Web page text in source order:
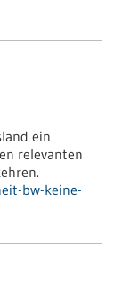
ein
relevanten
bw-keine-